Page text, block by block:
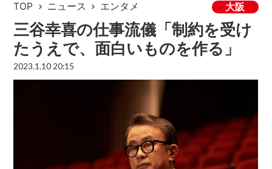
TOP ニュース エンタメ 大阪
三谷幸喜の仕事流儀「制約を受け
たうえで、面白いものを作る」
2023.1.10 20:15